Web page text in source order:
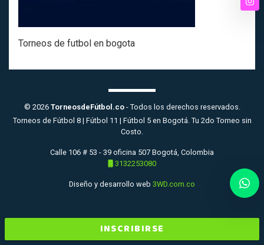
Torneos de futbol en bogota
INSCRIBIRSE
© 2026 TorneosdeFútbol.co- Todos los derechos reservados.
Torneos de Fútbol 8 | Fútbol 11 | Fútbol 5 en Bogotá. Tu 2do Torneo sin
Costo.
Calle 106 # 53 - 39 oficina 507 Bogotá, Colombia
3132253080
Diseño y desarrollo web 3WD.com.co